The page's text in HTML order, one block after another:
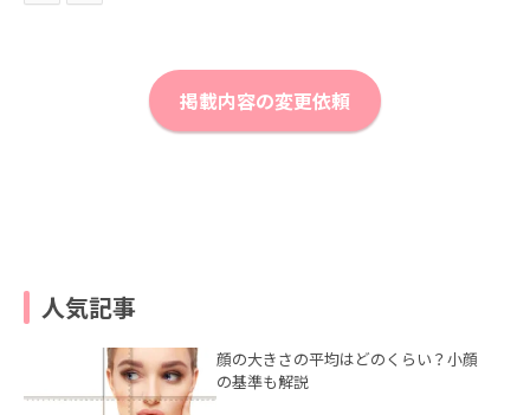
掲載内容の変更依頼
人気記事
顔の大きさの平均はどのくらい？小顔
の基準も解説